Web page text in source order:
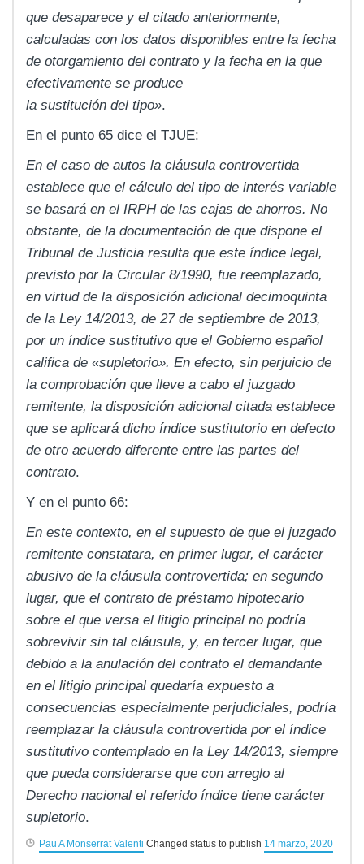
que desaparece y el citado anteriormente,
calculadas con los datos disponibles entre la fecha
de otorgamiento del contrato y la fecha en la que
efectivamente se produce
la sustitución del tipo».
En el punto 65 dice el TJUE:
En el caso de autos la cláusula controvertida
establece que el cálculo del tipo de interés variable
se basará en el IRPH de las cajas de ahorros. No
obstante, de la documentación de que dispone el
Tribunal de Justicia resulta que este índice legal,
previsto por la Circular 8/1990, fue reemplazado,
en virtud de la disposición adicional decimoquinta
de la Ley 14/2013, de 27 de septiembre de 2013,
por un índice sustitutivo que el Gobierno español
califica de «supletorio». En efecto, sin perjuicio de
la comprobación que lleve a cabo el juzgado
remitente, la disposición adicional citada establece
que se aplicará dicho índice sustitutorio en defecto
de otro acuerdo diferente entre las partes del
contrato.
Y en el punto 66:
En este contexto, en el supuesto de que el juzgado
remitente constatara, en primer lugar, el carácter
abusivo de la cláusula controvertida; en segundo
lugar, que el contrato de préstamo hipotecario
sobre el que versa el litigio principal no podría
sobrevivir sin tal cláusula, y, en tercer lugar, que
debido a la anulación del contrato el demandante
en el litigio principal quedaría expuesto a
consecuencias especialmente perjudiciales, podría
reemplazar la cláusula controvertida por el índice
sustitutivo contemplado en la Ley 14/2013, siempre
que pueda considerarse que con arreglo al
Derecho nacional el referido índice tiene carácter
supletorio.
Pau A Monserrat Valenti Changed status to publish 14 marzo, 2020